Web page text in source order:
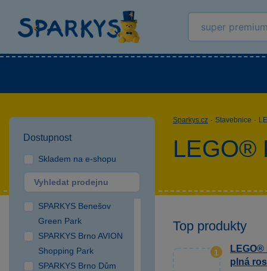
Dostupnost
Skladem na e-shopu
SPARKYS Benešov
Green Park
SPARKYS Brno AVION
Shopping Park
SPARKYS Brno Dům
Sparkys.cz · Stavebnice ·
LEGO®
Top produkty
1
plná